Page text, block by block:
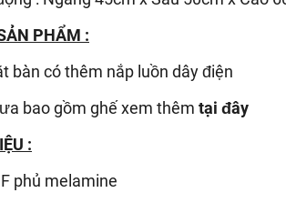
PHẨM :
bàn có thêm nắp luồn dây điện
bao gồm ghế xem thêm tại đây
:
phủ melamine